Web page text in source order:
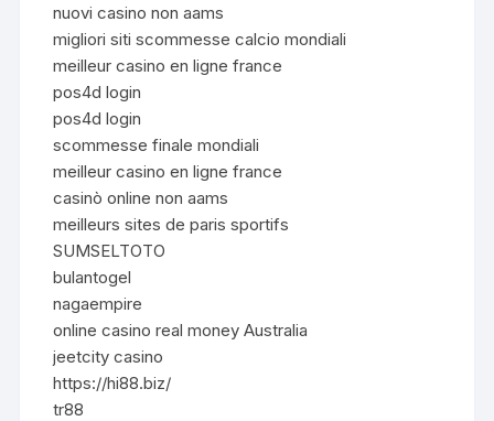
nuovi casino non aams
migliori siti scommesse calcio mondiali
meilleur casino en ligne france
pos4d login
pos4d login
scommesse finale mondiali
meilleur casino en ligne france
casinò online non aams
meilleurs sites de paris sportifs
SUMSELTOTO
bulantogel
nagaempire
online casino real money Australia
jeetcity casino
https://hi88.biz/
tr88